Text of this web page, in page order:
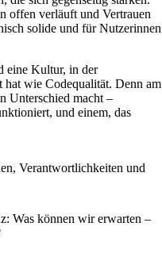
offen verläuft und Vertrauen
solide und für Nutzerinnen
eine Kultur, in der
hat wie Codequalität. Denn am
Unterschied macht –
und einem, das
Verantwortlichkeiten und
Was können wir erwarten –